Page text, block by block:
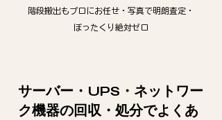
階段搬出もプロにお任せ・写真で明朗査定・
ぼったくり絶対ゼロ
サーバー・UPS・ネットワー
ク機器の回収・処分でよくあ